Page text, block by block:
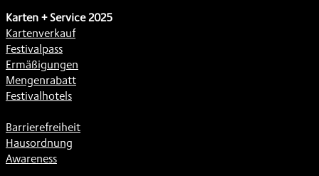
Karten + Service 2025
Kartenverkauf
Festivalpass
Ermäßigungen
Mengenrabatt
Festivalhotels
Barrierefreiheit
Hausordnung
Awareness